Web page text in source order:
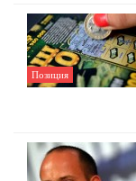
Позиция